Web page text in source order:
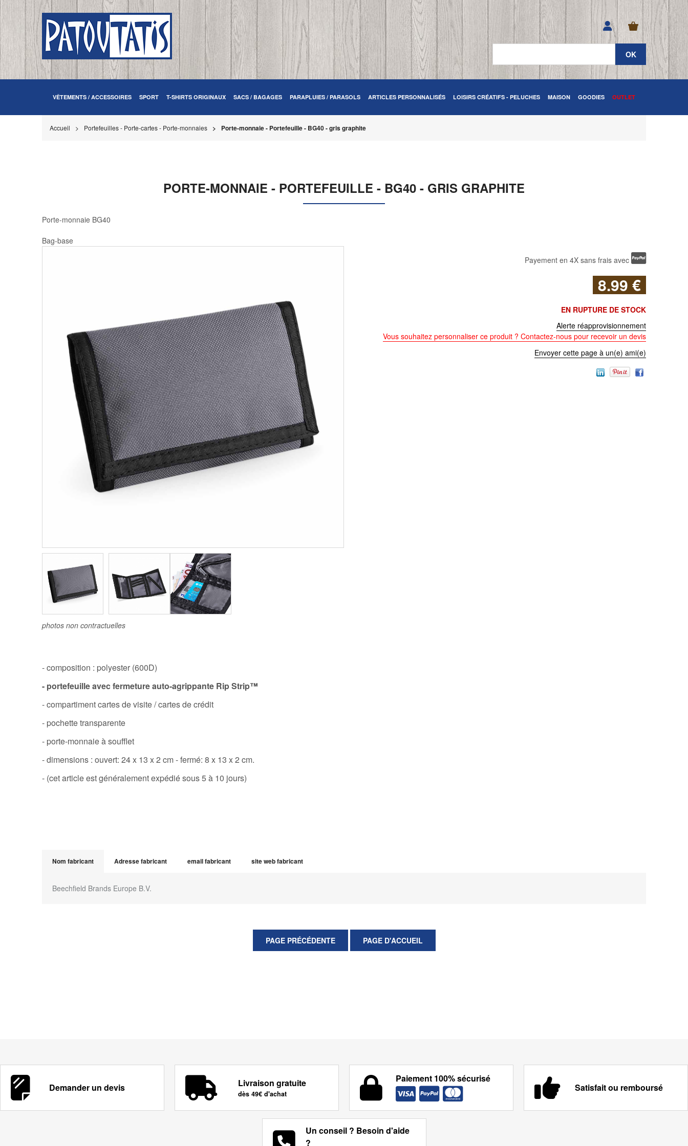
VÊTEMENTS / ACCESSOIRES SPORT T-SHIRTS ORIGINAUX SACS / BAGAGES PARAPLUIES / PARASOLS ARTICLES PERSONNALISÉS LOISIRS CRÉATIFS - PELUCHES MAISON GOODIES OUTLET
Accueil Portefeuilles - Porte-cartes - Porte-monnaies Porte-monnaie - Portefeuille - BG40 - gris graphite
PORTE-MONNAIE - PORTEFEUILLE - BG40 - GRIS GRAPHITE
Porte-monnaie BG40
Bag-base
photos non contractuelles
Payement en 4X sans frais avec
8.99 €
EN RUPTURE DE STOCK
Alerte réapprovisionnement
Vous souhaitez personnaliser ce produit ? Contactez-nous pour recevoir un devis
Envoyer cette page à un(e) ami(e)
- composition : polyester (600D)
- portefeuille avec fermeture auto-agrippante Rip Strip™
- compartiment cartes de visite / cartes de crédit
- pochette transparente
- porte-monnaie à soufflet
- dimensions : ouvert: 24 x 13 x 2 cm - fermé: 8 x 13 x 2 cm.
- (cet article est généralement expédié sous 5 à 10 jours)
Nom fabricant Adresse fabricant email fabricant site web fabricant
Beechfield Brands Europe B.V.
Demander un devis Livraison gratuite
dès 49€ d'achat
Paiement 100% sécurisé
Satisfait ou remboursé
Un conseil ? Besoin d'aide
?